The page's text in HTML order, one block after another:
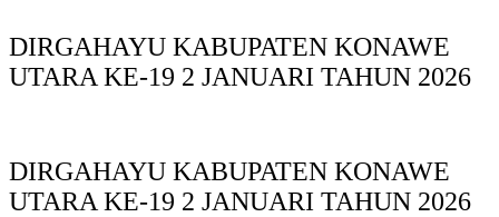
DIRGAHAYU KABUPATEN KONAWE
UTARA KE-19 2 JANUARI TAHUN 2026
DIRGAHAYU KABUPATEN KONAWE
UTARA KE-19 2 JANUARI TAHUN 2026